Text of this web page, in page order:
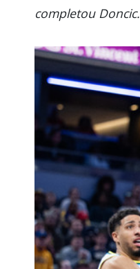
completou Doncic.